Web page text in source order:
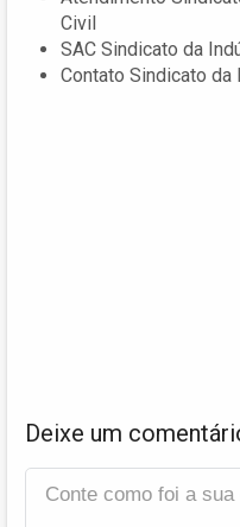
Civil
SAC Sindicato da
Contato Sindicato da
Deixe um